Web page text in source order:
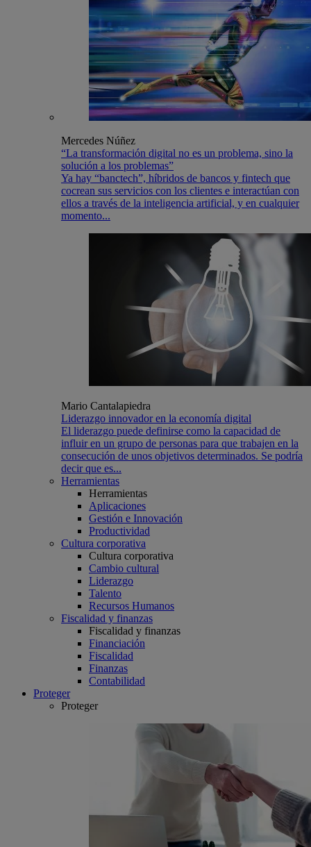
Mercedes Núñez
“La transformación digital no es un problema, sino la
solución a los problemas”
Ya hay “banctech”, híbridos de bancos y fintech que
cocrean sus servicios con los clientes e interactúan con
ellos a través de la inteligencia artificial, y en cualquier
momento...
Mario Cantalapiedra
Liderazgo innovador en la economía digital
El liderazgo puede definirse como la capacidad de
influir en un grupo de personas para que trabajen en la
consecución de unos objetivos determinados. Se podría
decir que es...
Herramientas
Herramientas
Aplicaciones
Gestión e Innovación
Productividad
Cultura corporativa
Cultura corporativa
Cambio cultural
Liderazgo
Talento
Recursos Humanos
Fiscalidad y finanzas
Fiscalidad y finanzas
Financiación
Fiscalidad
Finanzas
Contabilidad
Proteger
Proteger